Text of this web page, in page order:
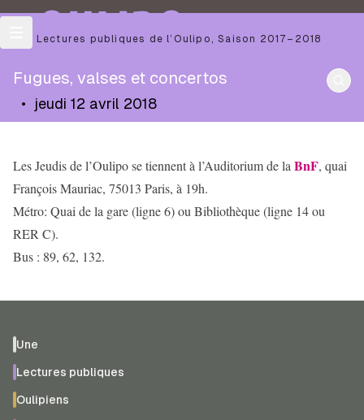
OULIPO
Les Lectures publiques de l’Oulipo ,Saison 2017–2018
Fugues, valses et concertos
• jeudi 12 avril 2018
Les Jeudis de l’Oulipo se tiennent à l’Auditorium de la BnF, quai
François Mauriac, 75013 Paris, à 19h.
Métro: Quai de la gare (ligne 6) ou Bibliothèque (ligne 14 ou
RER C).
Bus : 89, 62, 132.
Une
Lectures publiques
Oulipiens